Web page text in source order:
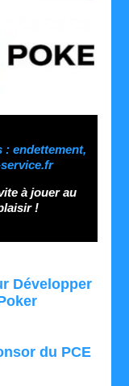
: endettement,
à jouer au
!
Développer
du PCE